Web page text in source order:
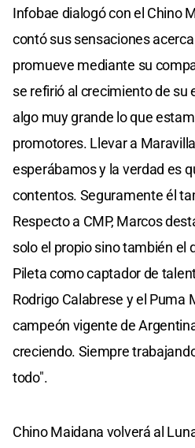
Infobae dialogó con el Chino
contó sus sensaciones
promueve mediante su
se refirió al crecimiento de su
algo muy grande lo que
promotores. Llevar a
esperábamos y la verdad es
contentos. Seguramente él
Respecto a CMP, Marcos
solo el propio sino también el
Pileta como captador de
Rodrigo Calabrese y el Puma
campeón vigente de
creciendo. Siempre
todo".
Chino Maidana volverá al